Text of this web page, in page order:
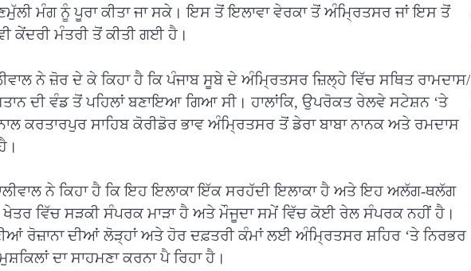
ਮੰਗ ਨੂੰ ਪੂਰਾ ਕੀਤਾ ਜਾ ਸਕੇ। ਇਸ ਤੋਂ ਇਲਾਵਾ ਵੇਰਕਾ ਤੋਂ ਅੰਮ੍ਰਿਤਸਰ ਜਾਂ ਇਸ ਤੋਂ
ਕੇਂਦਰੀ ਮੰਤਰੀ ਤੋਂ ਕੀਤੀ ਗਈ ਹੈ।
ਨੇ ਜ਼ੋਰ ਦੇ ਕੇ ਕਿਹਾ ਹੈ ਕਿ ਪੰਜਾਬ ਸੂਬੇ ਦੇ ਅੰਮ੍ਰਿਤਸਰ ਜ਼ਿਲ੍ਹੇ ਵਿੱਚ ਸਥਿਤ ਰਾਮਦਾਸ/
ਦੀ ਵੰਡ ਤੋਂ ਪਹਿਲਾਂ ਬਣਾਇਆ ਗਿਆ ਸੀ। ਹਾਲਾਂਕਿ, ਉਪਰੋਕਤ ਰੇਲਵੇ ਸਟੇਸ਼ਨ ‘ਤੇ
ਕਰਤਾਰਪੁਰ ਸਾਹਿਬ ਕੋਰੀਡੋਰ ਭਾਵ ਅੰਮ੍ਰਿਤਸਰ ਤੋਂ ਡੇਰਾ ਬਾਬਾ ਨਾਨਕ ਅਤੇ ਰਮਦਾਸ
ਨੇ ਕਿਹਾ ਹੈ ਕਿ ਇਹ ਇਲਾਕਾ ਇੱਕ ਸਰਹੱਦੀ ਇਲਾਕਾ ਹੈ ਅਤੇ ਇਹ ਅਲੱਗ-ਥਲੱਗ
ਵਿੱਚ ਸੜਕੀ ਸੰਪਰਕ ਮਾੜਾ ਹੈ ਅਤੇ ਮੌਜੂਦਾ ਸਮੇਂ ਵਿੱਚ ਕੋਈ ਰੇਲ ਸੰਪਰਕ ਨਹੀਂ ਹੈ।
ਰੋਜ਼ਾਨਾ ਦੀਆਂ ਲੋੜ੍ਹਾਂ ਅਤੇ ਹੋਰ ਦਫ਼ਤਰੀ ਕੰਮਾਂ ਲਈ ਅੰਮ੍ਰਿਤਸਰ ਸ਼ਹਿਰ ‘ਤੇ ਨਿਰਭਰ
ਦਾ ਸਾਹਮਣਾ ਕਰਨਾ ਪੈ ਰਿਹਾ ਹੈ।